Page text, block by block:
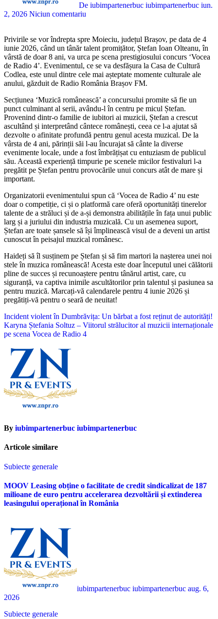
De iubimpartenerbuc iubimpartenerbuc iun.
2, 2026 Niciun comentariu
Privirile se vor îndrepta spre Moieciu, județul Brașov, pe data de 4
iunie 2026, când un tânăr talent promițător, Ștefan Ioan Olteanu, în
vârstă de doar 8 ani, va urca pe scena prestigiosului concurs ‘Vocea
de Radio 4’. Evenimentul, ce se va desfășura la Casa de Cultură
Codlea, este unul dintre cele mai așteptate momente culturale ale
anului, găzduit de Radio România Brașov FM.
Secțiunea ‘Muzică românească’ a concursului promite să fie un
punct culminant al serii, avându-l în centru pe micul Ștefan.
Provenind dintr-o familie de iubitori ai muzicii, Ștefan a crescut
ascultând și interpretând cântece românești, ceea ce l-a ajutat să
dezvolte o afinitate profundă pentru genul acesta muzical. De la
vârsta de 4 ani, părinții săi l-au încurajat să cânte la diverse
evenimente locale, unde a fost îmbrățișat cu entuziasm de publicul
său. Această experiență timpurie pe scenele micilor festivaluri l-a
pregătit pe Ștefan pentru provocările unui concurs atât de mare și
important.
Organizatorii evenimentului spun că ‘Vocea de Radio 4’ nu este
doar o competiție, ci și o platformă care oferă oportunități tinerelor
talente de a străluci și de a-și demonstra abilitățile în fața unui public
larg și a juriului din industria muzicală. Cu un asemenea suport,
Ștefan are toate șansele să își împlinească visul de a deveni un artist
cunoscut în peisajul muzical românesc.
Haideți să îl susținem pe Ștefan și să fim martori la nașterea unei noi
stele în muzica românească! Acesta este doar începutul unei călătorii
pline de succes și recunoaștere pentru tânărul artist, care, cu
siguranță, va captiva inimile ascultătorilor prin talentul și pasiunea sa
pentru muzică. Marcați-vă calendarele pentru 4 iunie 2026 și
pregătiți-vă pentru o seară de neuitat!
Navigare
în
Incident violent în Dumbrăvița: Un bărbat a fost reținut de autorități!
Karyna Ștefania Soltuz – Viitorul strălucitor al muzicii internaționale
pe scena Vocea de Radio 4
By iubimpartenerbuc iubimpartenerbuc
Articole similare
Subiecte generale
MOOV Leasing obține o facilitate de credit sindicalizat de 187
milioane de euro pentru accelerarea dezvoltării și extinderea
leasingului operațional în România
iubimpartenerbuc iubimpartenerbuc aug. 6,
2026
Subiecte generale